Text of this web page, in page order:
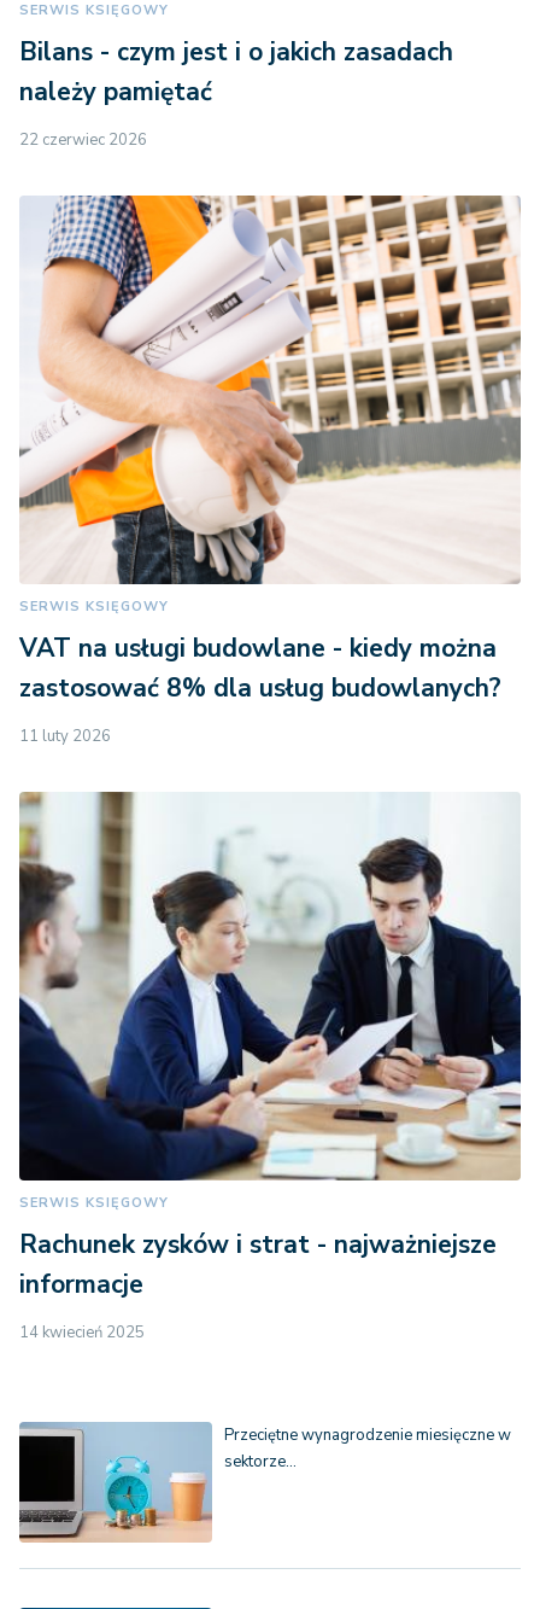
SERWIS KSIĘGOWY
Bilans - czym jest i o jakich zasadach
należy pamiętać
22 czerwiec 2026
SERWIS KSIĘGOWY
VAT na usługi budowlane - kiedy można
zastosować 8% dla usług budowlanych?
11 luty 2026
SERWIS KSIĘGOWY
Rachunek zysków i strat - najważniejsze
informacje
14 kwiecień 2025
Przeciętne wynagrodzenie miesięczne w
sektorze…